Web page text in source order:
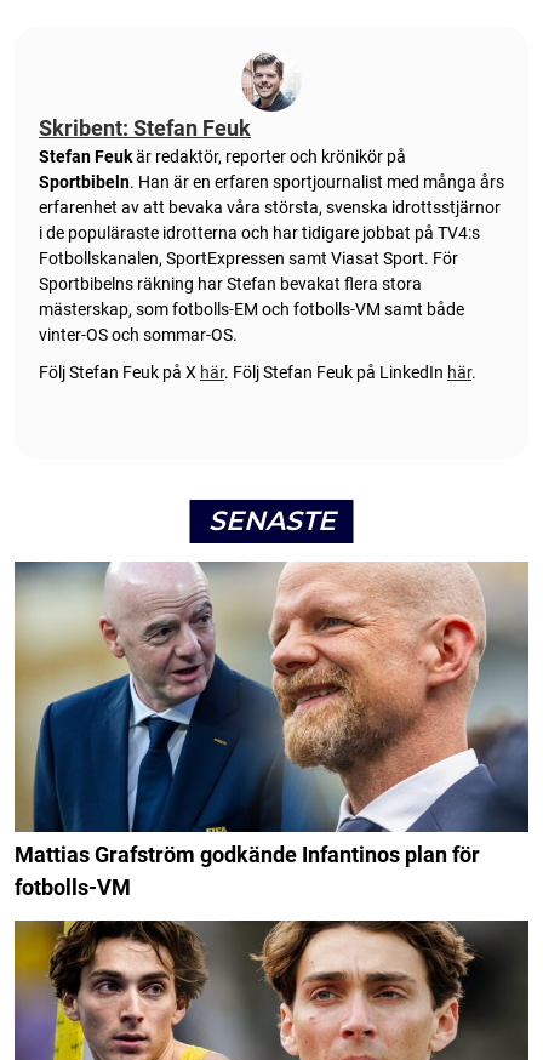
Skribent: Stefan Feuk
Stefan Feukär redaktör, reporter och krönikör på
Sportbibeln. Han är en erfaren sportjournalist med många års
erfarenhet av att bevaka våra största, svenska idrottsstjärnor
i de populäraste idrotterna och har tidigare jobbat på TV4:s
Fotbollskanalen, SportExpressen samt Viasat Sport. För
Sportbibelns räkning har Stefan bevakat flera stora
mästerskap, som fotbolls-EM och fotbolls-VM samt både
vinter-OS och sommar-OS.
Följ Stefan Feuk på X här. Följ Stefan Feuk på LinkedIn här.
SENASTE
Mattias Grafström godkände Infantinos plan för
fotbolls-VM